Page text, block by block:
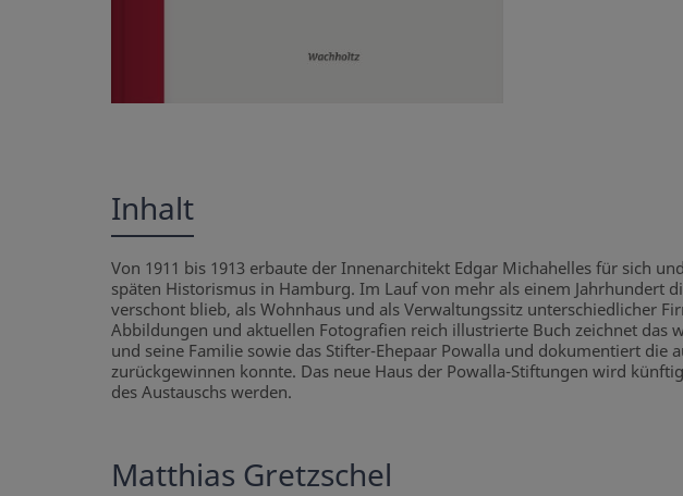
Inhalt
Von 1911 bis 1913 erbaute der Innenarchitekt Edgar Michahelles für sich
späten Historismus in Hamburg. Im Lauf von mehr als einem Jahrhundert
verschont blieb, als Wohnhaus und als Verwaltungssitz unterschiedlicher
Abbildungen und aktuellen Fotografien reich illustrierte Buch zeichnet das
und seine Familie sowie das Stifter-Ehepaar Powalla und dokumentiert
zurückgewinnen konnte. Das neue Haus der Powalla-Stiftungen wird
des Austauschs werden.
Matthias Gretzschel